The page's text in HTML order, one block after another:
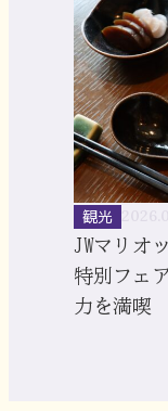
観光
JWマリオ
特別フェ
力を満喫